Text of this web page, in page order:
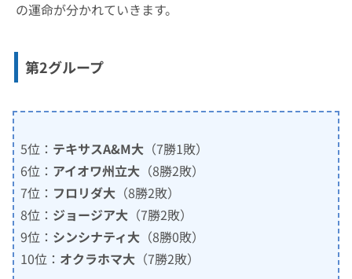
の運命が分かれていきます。
第2グループ
5位： テキサスA&M大 （7勝1敗）
6位： アイオワ州立大 （8勝2敗）
7位： フロリダ大 （8勝2敗）
8位： ジョージア大 （7勝2敗）
9位： シンシナティ大 （8勝0敗）
10位： オクラホマ大 （7勝2敗）